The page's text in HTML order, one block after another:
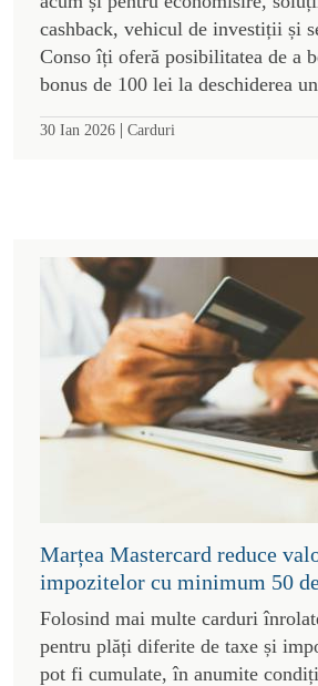
cashback, vehicul de investiții și
Conso îți oferă posibilitatea de a
bonus de 100 lei la deschiderea
30 Ian 2026 | Carduri
Marțea Mastercard reduce
impozitelor cu minimum 50
Folosind mai multe carduri
pentru plăți diferite de taxe și
pot fi cumulate, în anumite